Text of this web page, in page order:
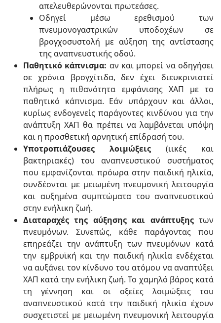
απελευθερώνονται πρωτεάσες.
Οδηγεί μέσω ερεθισμού των
πνευμονογαστρικών υποδοχέων σε
βρογχοσυστολή με αύξηση της αντίστασης
της αναπνευστικής οδού.
Παθητικό κάπνισμα: αν και μπορεί να οδηγήσει
σε χρόνια βρογχίτιδα, δεν έχει διευκρινιστεί
πλήρως η πιθανότητα εμφάνισης ΧΑΠ με το
παθητικό κάπνισμα. Εάν υπάρχουν και άλλοι,
κυρίως ενδογενείς παράγοντες κινδύνου για την
ανάπτυξη ΧΑΠ θα πρέπει να λαμβάνεται υπόψη
και η προσθετική αρνητική επίδρασή του.
Υποτροπιάζουσες λοιμώξεις (ιικές και
βακτηριακές) του αναπνευστικού συστήματος
που εμφανίζονται πρόωρα στην παιδική ηλικία,
συνδέονται με μειωμένη πνευμονική λειτουργία
και αυξημένα συμπτώματα του αναπνευστικού
στην ενήλικη ζωή.
Διαταραχές της αύξησης και ανάπτυξηςτων
πνευμόνων. Συνεπώς, κάθε παράγοντας που
επηρεάζει την ανάπτυξη των πνευμόνων κατά
την εμβρυϊκή και την παιδική ηλικία ενδέχεται
να αυξάνει τον κίνδυνο του ατόμου να αναπτύξει
ΧΑΠ κατά την ενήλικη ζωή. Το χαμηλό βάρος κατά
τη γέννηση και οι οξείες λοιμώξεις του
αναπνευστικού κατά την παιδική ηλικία έχουν
συσχετιστεί με μειωμένη πνευμονική λειτουργία